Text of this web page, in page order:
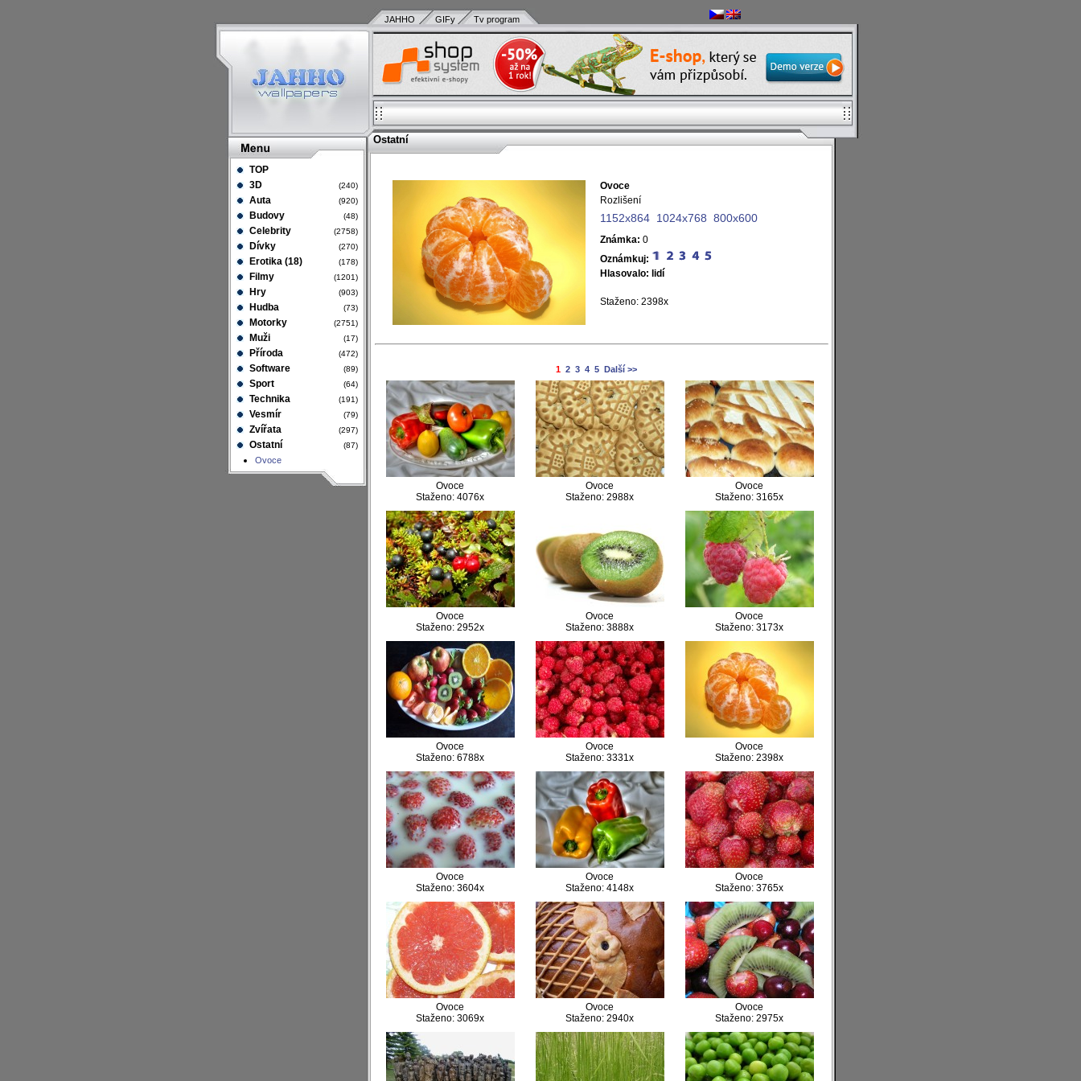
TOP
3D
(240)
Auta (920)
Budovy (48)
Celebrity (2758)
Dívky (270)
Erotika (18) (178)
Filmy (1201)
Hry (903)
Hudba (73)
Motorky (2751)
Muži (17)
Příroda (472)
Software (89)
Sport (64)
Technika (191)
Vesmír (79)
Zvířata (297)
Ostatní (87)
Ovoce
JAHHO GIFy Tv program
Ostatní
Ovoce
Rozlišení
1152x864 1024x768 800x600
Známka: 0
Oznámkuj:
Hlasovalo: lidí
Staženo: 2398x
1 2 3 4 5 Další >>
Ovoce
Staženo: 4076x
Ovoce
Staženo: 2988x
Ovoce
Staženo: 3165x
Ovoce
Staženo: 2952x
Ovoce
Staženo: 3888x
Ovoce
Staženo: 3173x
Ovoce
Staženo: 6788x
Ovoce
Staženo: 3331x
Ovoce
Staženo: 2398x
Ovoce
Staženo: 3604x
Ovoce
Staženo: 4148x
Ovoce
Staženo: 3765x
Ovoce
Staženo: 3069x
Ovoce
Staženo: 2940x
Ovoce
Staženo: 2975x